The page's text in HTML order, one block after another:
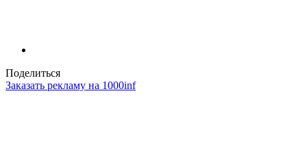
Поделиться
Заказать рекламу на 1000inf